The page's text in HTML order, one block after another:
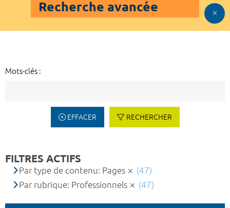
Recherche avancée
Mots-clés :
EFFACER RECHERCHER
FILTRES ACTIFS
Par type de contenu: Pages
(47)
Par rubrique: Professionnels
(47)